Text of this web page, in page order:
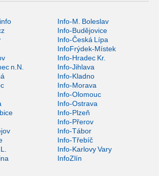
Info-M. Boleslav
Info-Budějovice
Info-Česká Lípa
InfoFrýdek-Místek
Info-Hradec Kr.
n.N.
Info-Jihlava
Info-Kladno
Info-Morava
Info-Olomouc
Info-Ostrava
Info-Plzeň
Info-Přerov
Info-Tábor
Info-Třebíč
Info-Karlovy Vary
InfoZlín